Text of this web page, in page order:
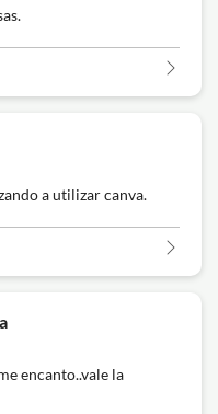
a utilizar canva.
encanto..vale la